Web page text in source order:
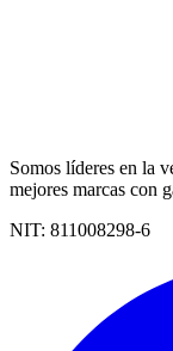
Somos líderes en la
mejores marcas con
NIT: 811008298-6